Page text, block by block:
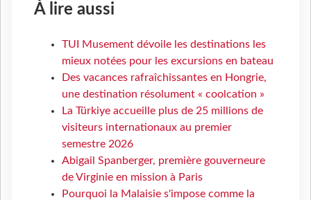
À lire aussi
TUI Musement dévoile les destinations les
mieux notées pour les excursions en bateau
Des vacances rafraîchissantes en Hongrie,
une destination résolument « coolcation »
La Türkiye accueille plus de 25 millions de
visiteurs internationaux au premier
semestre 2026
Abigail Spanberger, première gouverneure
de Virginie en mission à Paris
Pourquoi la Malaisie s'impose comme la